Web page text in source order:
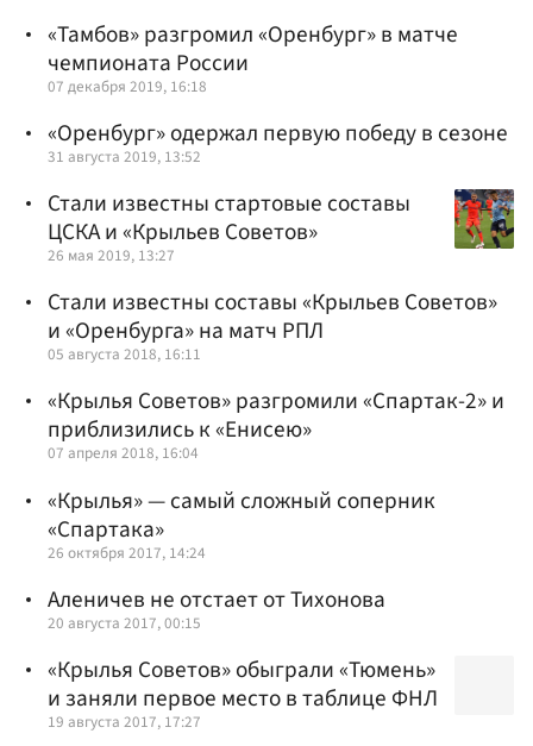
«Тамбов» разгромил «Оренбург» в матче
чемпионата России
07 декабря 2019, 16:18
«Оренбург» одержал первую победу в сезоне
31 августа 2019, 13:52
Стали известны стартовые составы
ЦСКА и «Крыльев Советов»
26 мая 2019, 13:27
Стали известны составы «Крыльев Советов»
и «Оренбурга» на матч РПЛ
05 августа 2018, 16:11
«Крылья Советов» разгромили «Спартак-2» и
приблизились к «Енисею»
07 апреля 2018, 16:04
«Крылья» — самый сложный соперник
«Спартака»
26 октября 2017, 14:24
Аленичев не отстает от Тихонова
20 августа 2017, 00:15
«Крылья Советов» обыграли «Тюмень»
и заняли первое место в таблице ФНЛ
19 августа 2017, 17:27